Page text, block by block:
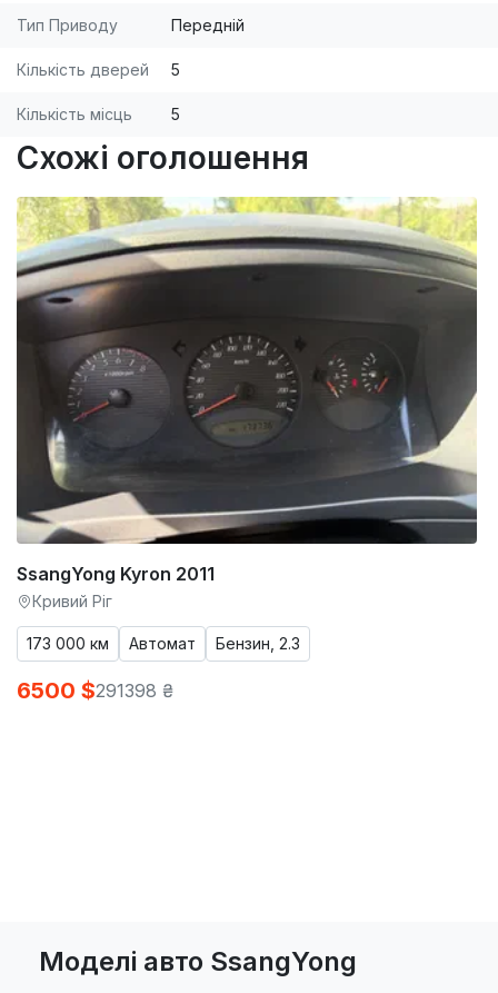
Тип Приводу Передній
Кількість дверей 5
Кількість місць 5
Схожі оголошення
SsangYong Kyron 2011
Кривий Ріг
173 000 км Автомат Бензин, 2.3
6500 $291398 ₴
Моделі авто SsangYong